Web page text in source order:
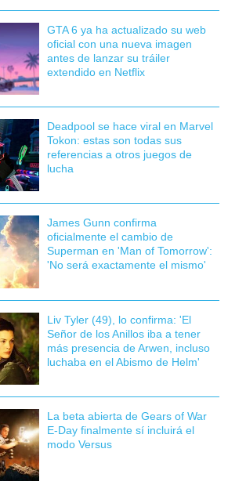
GTA 6 ya ha actualizado su web
oficial con una nueva imagen
antes de lanzar su tráiler
extendido en Netflix
Deadpool se hace viral en Marvel
Tokon: estas son todas sus
referencias a otros juegos de
lucha
James Gunn confirma
oficialmente el cambio de
Superman en 'Man of Tomorrow':
'No será exactamente el mismo'
Liv Tyler (49), lo confirma: 'El
Señor de los Anillos iba a tener
más presencia de Arwen, incluso
luchaba en el Abismo de Helm'
La beta abierta de Gears of War
E-Day finalmente sí incluirá el
modo Versus